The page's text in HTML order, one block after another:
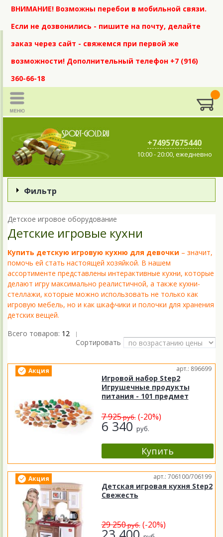
ВНИМАНИЕ! Возможны перебои в мобильной связи.
Если не дозвонились - пишите на почту, делайте
заказ через сайт - свяжемся при первой же
возможности! Дополнительный телефон +7 (916)
360-66-18
+74957675440
10:00 - 20:00, ежедневно
Фильтр
Детское игровое оборудование
Детские игровые кухни
Купить детскую игровую кухню для девочки – значит,
помочь ей стать настоящей хозяйкой. В нашем
ассортименте представлены интерактивные кухни, которые
делают игру максимально реалистичной, а также кухни-
стеллажи, которые можно использовать не только как
игровую мебель, но и как шкафчики и полочки для хранения
детских вещей.
Всего товаров: 12 |
Сортировать
Акция арт.: 896699
Игровой набор Step2
Игрушечные продукты
питания - 101 предмет
7 925руб.(-20%)
6 340 руб.
Акция арт.: 706100/706199
Детская игровая кухня Step2
Свежесть
29 250руб.(-20%)